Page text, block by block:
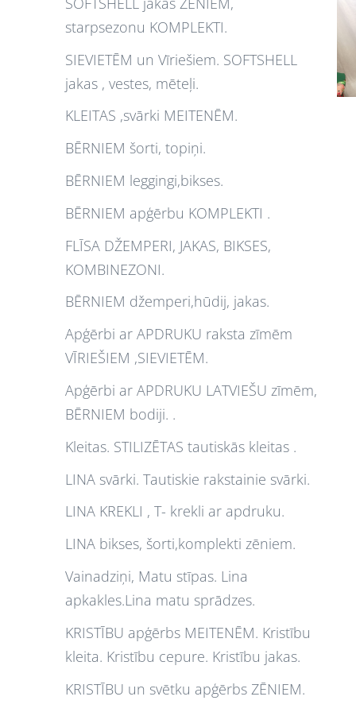
starpsezonu KOMPLEKTI.
SIEVIETĒM un Vīriešiem. SOFTSHELL
jakas , vestes, mēteļi.
KLEITAS ,svārki MEITENĒM.
BĒRNIEM šorti, topiņi.
BĒRNIEM leggingi,bikses.
BĒRNIEM apģērbu KOMPLEKTI .
FLĪSA DŽEMPERI, JAKAS, BIKSES,
KOMBINEZONI.
BĒRNIEM džemperi,hūdij, jakas.
Apģērbi ar APDRUKU raksta zīmēm
VĪRIEŠIEM ,SIEVIETĒM.
Apģērbi ar APDRUKU LATVIEŠU zīmēm,
BĒRNIEM bodiji. .
Kleitas. STILIZĒTAS tautiskās kleitas .
LINA svārki. Tautiskie rakstainie svārki.
LINA KREKLI , T- krekli ar apdruku.
LINA bikses, šorti,komplekti zēniem.
Vainadziņi, Matu stīpas. Lina
apkakles.Lina matu sprādzes.
KRISTĪBU apģērbs MEITENĒM. Kristību
kleita. Kristību cepure. Kristību jakas.
KRISTĪBU un svētku apģērbs ZĒNIEM.